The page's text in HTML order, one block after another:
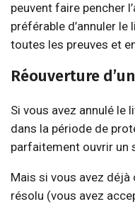
peuvent faire pencher
préférable d’annuler le
toutes les preuves et
Réouverture
Si vous avez annulé le
dans la période de
parfaitement ouvrir un
Mais si vous avez déjà
résolu (vous avez